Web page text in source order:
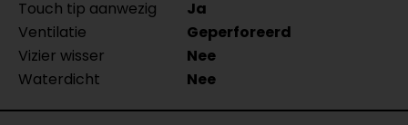
Touch tip aanwezig
Ja
Ventilatie
Geperforeerd
Vizier wisser
Nee
Waterdicht
Nee